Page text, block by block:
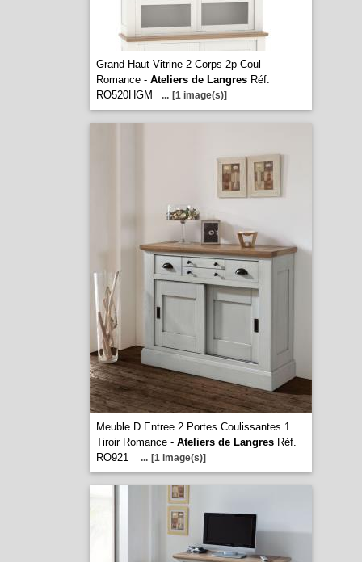
Grand Haut Vitrine 2 Corps 2p Coul
Romance - Ateliers de LangresRéf.
RO520HGM
... [1 image(s)]
Meuble D Entree 2 Portes Coulissantes 1
Tiroir Romance - Ateliers de LangresRéf.
RO921
... [1 image(s)]